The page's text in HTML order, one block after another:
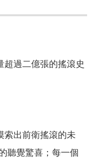
過二億張的搖滾史
索出前衛搖滾的未
聽覺驚喜；每一個